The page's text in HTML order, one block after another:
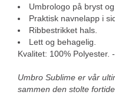
Umbrologo på bryst
Praktisk navnelapp i
Ribbestrikket hals.
Lett og behagelig.
Kvalitet: 100% Polyester.
Umbro Sublime er vår
sammen den stolte